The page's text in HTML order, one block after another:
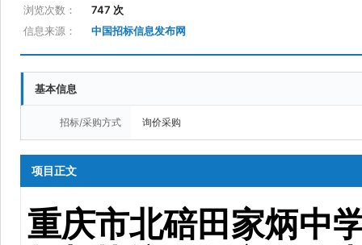
浏览次数：
747 次
信息来源：
中国招标信息发布网
基本信息
招标/采购方式 询价采购
项目正文